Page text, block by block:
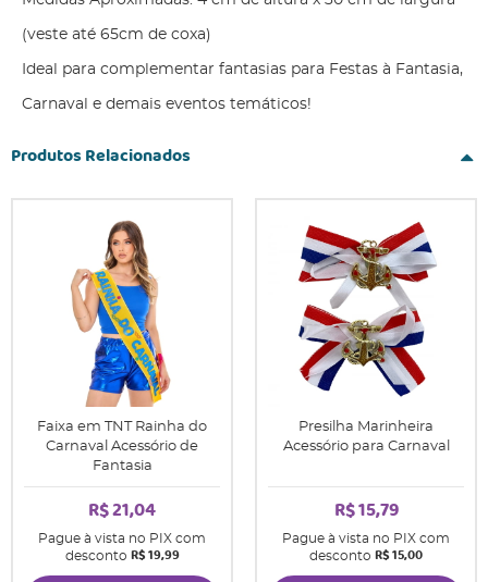
(veste até 65cm de coxa)
Ideal para complementar fantasias para Festas à Fantasia,
Carnaval e demais eventos temáticos!
Produtos Relacionados
Faixa em TNT Rainha do
Carnaval Acessório de
Fantasia
R$ 21,04
Pague à vista no PIX com
desconto R$ 19,99
Presilha Marinheira
Acessório para Carnaval
R$ 15,79
Pague à vista no PIX com
desconto R$ 15,00